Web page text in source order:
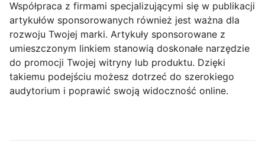
Współpraca z firmami specjalizującymi się w publikacji
artykułów sponsorowanych również jest ważna dla
rozwoju Twojej marki. Artykuły sponsorowane z
umieszczonym linkiem stanowią doskonałe narzędzie
do promocji Twojej witryny lub produktu. Dzięki
takiemu podejściu możesz dotrzeć do szerokiego
audytorium i poprawić swoją widoczność online.